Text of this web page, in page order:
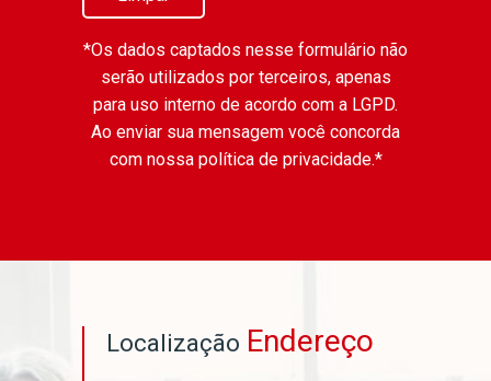
*Os dados captados nesse formulário não
serão utilizados por terceiros, apenas
para uso interno de acordo com a LGPD.
Ao enviar sua mensagem você concorda
com nossa política de privacidade.*
Localização Endereço